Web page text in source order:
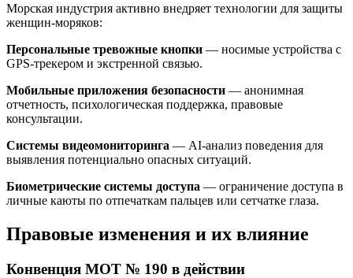
Морская индустрия активно внедряет технологии для защиты
женщин-моряков:
Персональные тревожные кнопки — носимые устройства с
GPS-трекером и экстренной связью.
Мобильные приложения безопасности — анонимная
отчетность, психологическая поддержка, правовые
консультации.
Системы видеомониторинга — AI-анализ поведения для
выявления потенциально опасных ситуаций.
Биометрические системы доступа — ограничение доступа в
личные каюты по отпечаткам пальцев или сетчатке глаза.
Правовые изменения и их влияние
Конвенция МОТ № 190 в действии